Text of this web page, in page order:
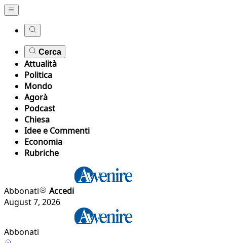
Cerca
Attualità
Politica
Mondo
Agorà
Podcast
Chiesa
Idee e Commenti
Economia
Rubriche
Abbonati
Accedi
August 7, 2026
Abbonati